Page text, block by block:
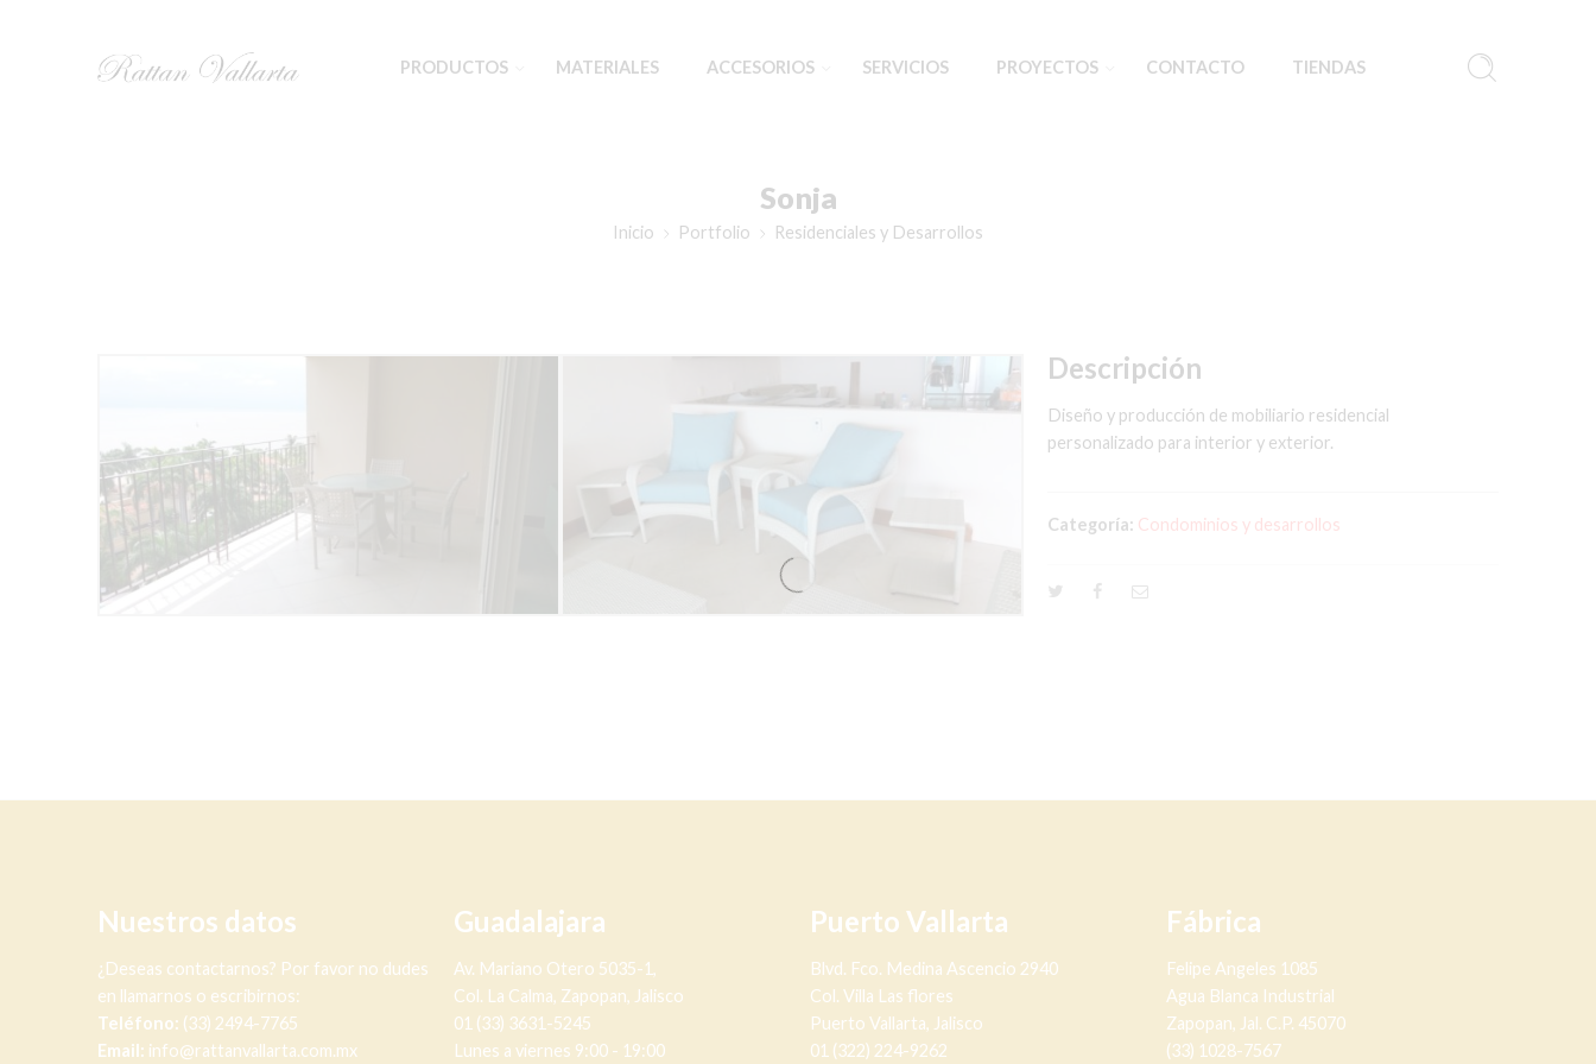
PRODUCTOS MATERIALES ACCESORIOS SERVICIOS PROYECTOS CONTACTO TIENDAS
Sonja
Inicio Portfolio Residenciales y Desarrollos
Descripción
Diseño y producción de mobiliario residencial
personalizado para interior y exterior.
Categoría: Condominios y desarrollos
Nuestros datos
¿Deseas contactarnos? Por favor no dudes
en llamarnos o escribirnos:
Teléfono: (33) 2494-7765
Email: info@rattanvallarta.com.mx
Guadalajara
Av. Mariano Otero 5035-1,
Col. La Calma, Zapopan, Jalisco
01 (33) 3631-5245
Lunes a viernes 9:00 - 19:00
Puerto Vallarta
Blvd. Fco. Medina Ascencio 2940
Col. Villa Las flores
Puerto Vallarta, Jalisco
01 (322) 224-9262
Fábrica
Felipe Angeles 1085
Agua Blanca Industrial
Zapopan, Jal. C.P. 45070
(33) 1028-7567